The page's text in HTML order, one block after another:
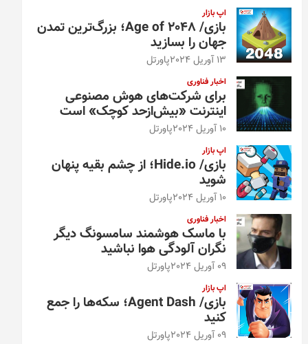
اپ بازار
بازی/ Age of 2048؛ بزرگ‌ترین تمدن
جهان را بسازید
13 آوریل 2024 پاورتل
اخبار فناوری
برای شرکت‌های هوش مصنوعی
اینترنت «بیش‌از‌حد کوچک» است
10 آوریل 2024 پاورتل
اپ بازار
بازی/ Hide.io؛ از چشم بقیه پنهان
شوید
10 آوریل 2024 پاورتل
اخبار فناوری
با ماسک هوشمند سامسونگ دیگر
نگران آلودگی هوا نباشید
09 آوریل 2024 پاورتل
اپ بازار
بازی/ Agent Dash؛ سکه‌ها را جمع
کنید
09 آوریل 2024 پاورتل